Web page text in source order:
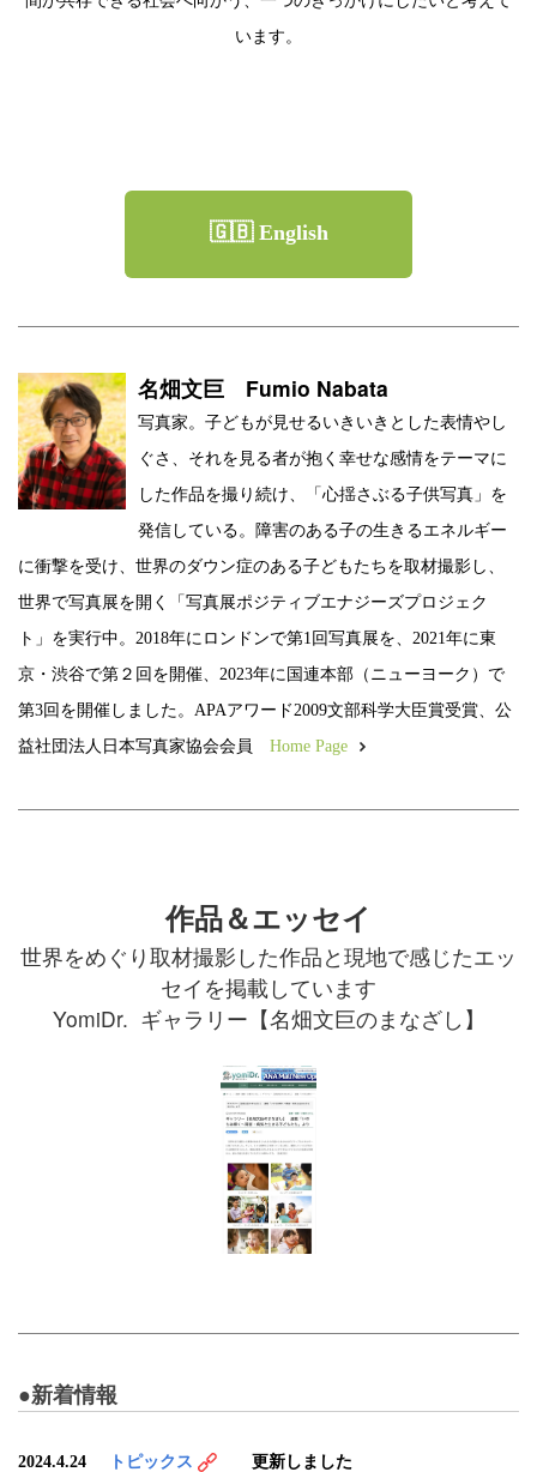
います。
🇬🇧 English
名畑文巨 Fumio Nabata
写真家。子どもが見せるいきいきとした表情やし
ぐさ、それを見る者が抱く幸せな感情をテーマに
した作品を撮り続け、「心揺さぶる子供写真」を
発信している。障害のある子の生きるエネルギー
に衝撃を受け、世界のダウン症のある子どもたちを取材撮影し、
世界で写真展を開く「写真展ポジティブエナジーズプロジェク
ト」を実行中。2018年にロンドンで第1回写真展を、2021年に東
京・渋谷で第２回を開催、2023年に国連本部（ニューヨーク）で
第3回を開催しました。APAアワード2009文部科学大臣賞受賞、公
益社団法人日本写真家協会会員 Home Page
作品＆エッセイ
世界をめぐり取材撮影した作品と現地で感じたエッ
セイを掲載しています
YomiDr. ギャラリー 【名畑文巨のまなざし】
●新着情報
2024.4.24 トピックス 更新しました